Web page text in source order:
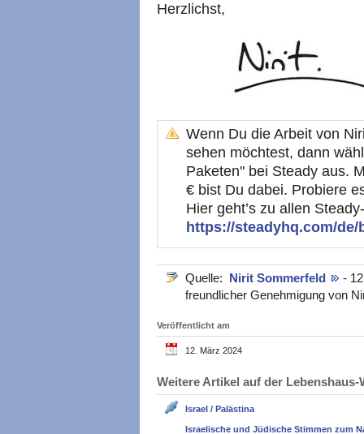
Herzlichst,
Wenn Du die Arbeit von
sehen möchtest, dann
Paketen" bei Steady aus.
€ bist Du dabei. Probiere
Hier geht’s zu allen
https://steadyhq.com/
Quelle: Nirit Sommerfeld
-
freundlicher Genehmigung von
Veröffentlicht am
12. März 2024
Weitere Artikel auf der
Israel / Palästina
Israelische und Jüdische Stimmen zum